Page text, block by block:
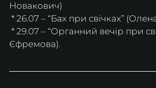
Новакович)
* 26.07 – “Бах при свічках”
* 29.07 – “Органний вечір при
Єфремова).